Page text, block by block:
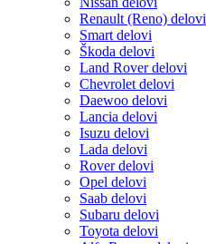
Renault (Reno) delovi
Smart delovi
Škoda delovi
Land Rover delovi
Chevrolet delovi
Daewoo delovi
Lancia delovi
Isuzu delovi
Lada delovi
Rover delovi
Opel delovi
Saab delovi
Subaru delovi
Toyota delovi